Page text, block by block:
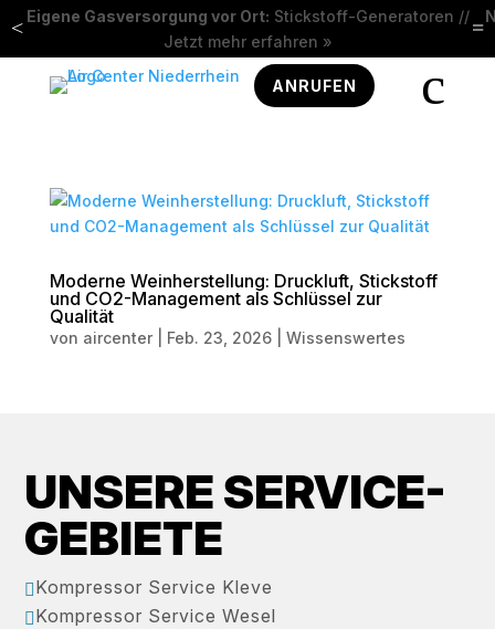
Eigene Gasversorgung vor Ort: Stickstoff-Generatoren //
Jetzt mehr erfahren »
< =
ANRUFEN c
Moderne Weinherstellung: Druckluft, Stickstoff
und CO2-Management als Schlüssel zur
Qualität
von aircenter| Feb. 23, 2026| Wissenswertes
UNSERE SERVICE-
GEBIETE
Kompressor Service Kleve
Kompressor Service Wesel